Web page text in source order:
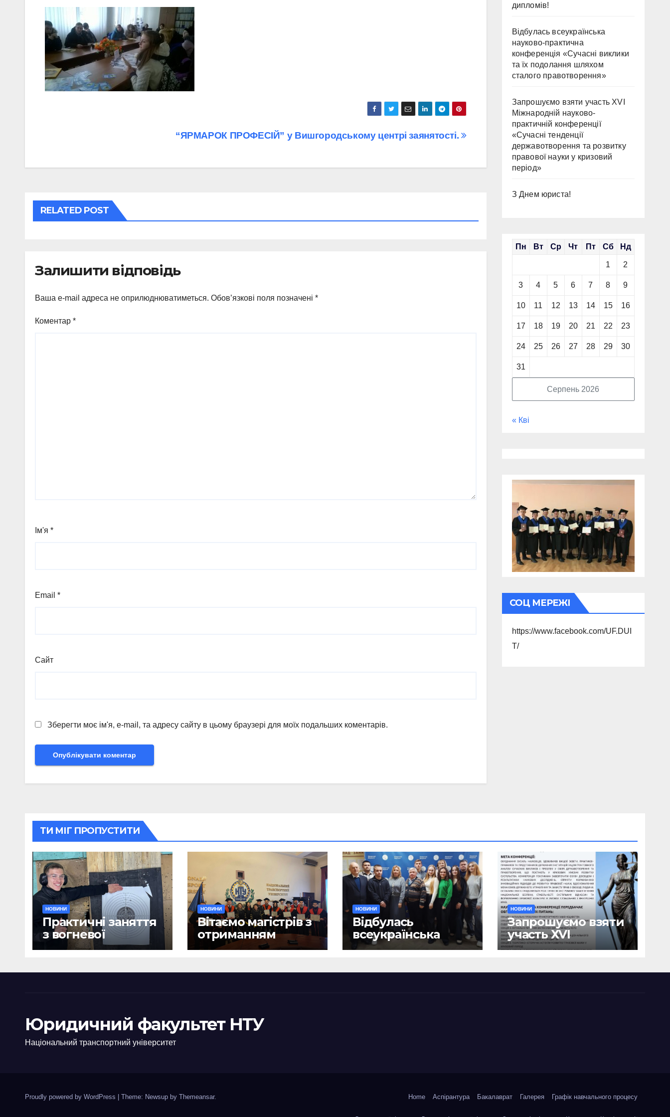
“ЯРМАРОК ПРОФЕСІЙ” у Вишгородському центрі заянятості.
RELATED POST
Залишити відповідь
Ваша e-mail адреса не оприлюднюватиметься. Обов’язкові поля позначені *
Коментар *
Ім'я *
Email *
Сайт
Зберегти моє ім'я, e-mail, та адресу сайту в цьому браузері для моїх подальших коментарів.
дипломів!
Відбулась всеукраїнська
науково-практична
конференція «Сучасні виклики
та їх подолання шляхом
сталого правотворення»
Запрошуємо взяти участь ХVІ
Міжнародній науково-
практичній конференції
«Сучасні тенденції
державотворення та розвитку
правової науки у кризовий
період»
З Днем юриста!
Серпень 2026
Пн Вт Ср Чт Пт Сб Нд
1 2
3 4 5 6 7 8 9
10 11 12 13 14 15 16
17 18 19 20 21 22 23
24 25 26 27 28 29 30
31
« Кві
СОЦ МЕРЕЖІ
https://www.facebook.com/UF.DUI
T/
ТИ МІГ ПРОПУСТИТИ
НОВИНИ
Практичні заняття
з вогневої
підготовки
НОВИНИ
Вітаємо магістрів з
отриманням
дипломів!
НОВИНИ
Відбулась
всеукраїнська
науково-практична
«Сучасні виклики
НОВИНИ
Запрошуємо взяти
участь ХVІ
Міжнародній
практичній
Юридичний факультет НТУ
Національний транспортний університет
Proudly powered by WordPress Theme: Newsup by Themeansar. Home Аспірантура Бакалаврат Галерея Графік навчального процесу